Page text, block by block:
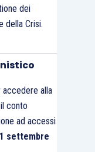
della
appare
resto, può
risposta
“se
dei
della Crisi.
accedere alla
conto
ad accessi
settembre